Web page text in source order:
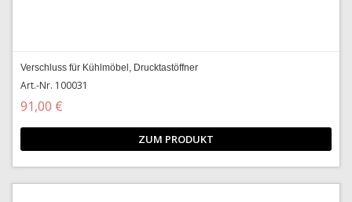
Verschluss für Kühlmöbel, Drucktastöffner
Art.-Nr. 100031
91,00 €
ZUM PRODUKT